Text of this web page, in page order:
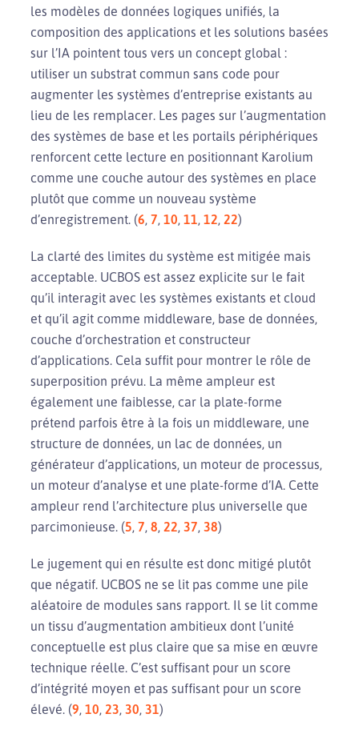
les modèles de données logiques unifiés, la
composition des applications et les solutions basées
sur l’IA pointent tous vers un concept global :
utiliser un substrat commun sans code pour
augmenter les systèmes d’entreprise existants au
lieu de les remplacer. Les pages sur l’augmentation
des systèmes de base et les portails périphériques
renforcent cette lecture en positionnant Karolium
comme une couche autour des systèmes en place
plutôt que comme un nouveau système
d’enregistrement. (6, 7, 10, 11, 12, 22)
La clarté des limites du système est mitigée mais
acceptable. UCBOS est assez explicite sur le fait
qu’il interagit avec les systèmes existants et cloud
et qu’il agit comme middleware, base de données,
couche d’orchestration et constructeur
d’applications. Cela suffit pour montrer le rôle de
superposition prévu. La même ampleur est
également une faiblesse, car la plate-forme
prétend parfois être à la fois un middleware, une
structure de données, un lac de données, un
générateur d’applications, un moteur de processus,
un moteur d’analyse et une plate-forme d’IA. Cette
ampleur rend l’architecture plus universelle que
parcimonieuse. (5, 7, 8, 22, 37, 38)
Le jugement qui en résulte est donc mitigé plutôt
que négatif. UCBOS ne se lit pas comme une pile
aléatoire de modules sans rapport. Il se lit comme
un tissu d’augmentation ambitieux dont l’unité
conceptuelle est plus claire que sa mise en œuvre
technique réelle. C’est suffisant pour un score
d’intégrité moyen et pas suffisant pour un score
élevé. (9, 10, 23, 30, 31)